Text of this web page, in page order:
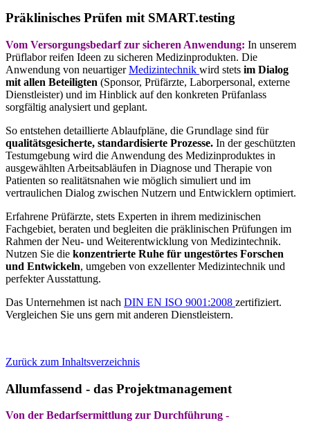
Präklinisches Prüfen mit SMART.testing
Vom Versorgungsbedarf zur sicheren Anwendung: In unserem
Prüflabor reifen Ideen zu sicheren Medizinprodukten. Die
Anwendung von neuartigerMedizintechnik wird stets im Dialog
mit allen Beteiligten (Sponsor, Prüfärzte, Laborpersonal, externe
Dienstleister) und im Hinblick auf den konkreten Prüfanlass
sorgfältig analysiert und geplant.
So entstehen detaillierte Ablaufpläne, die Grundlage sind für
qualitätsgesicherte, standardisierte Prozesse. In der geschützten
Testumgebung wird die Anwendung des Medizinproduktes in
ausgewählten Arbeitsabläufen in Diagnose und Therapie von
Patienten so realitätsnahen wie möglich simuliert und im
vertraulichen Dialog zwischen Nutzern und Entwicklern optimiert.
Erfahrene Prüfärzte, stets Experten in ihrem medizinischen
Fachgebiet, beraten und begleiten die präklinischen Prüfungen im
Rahmen der Neu- und Weiterentwicklung von Medizintechnik.
Nutzen Sie die konzentrierte Ruhe für ungestörtes Forschen
und Entwickeln, umgeben von exzellenter Medizintechnik und
perfekter Ausstattung.
Das Unternehmen ist nach DIN EN ISO 9001:2008 zertifiziert.
Vergleichen Sie uns gern mit anderen Dienstleistern.
Zurück zum Inhaltsverzeichnis
Allumfassend - das Projektmanagement
Von der Bedarfsermittlung zur Durchführung -